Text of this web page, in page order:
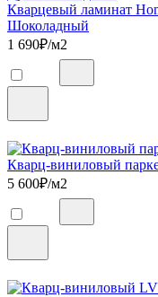
Кварцевый ламинат
Шоколадный
1 690₽/м2
Кварц-виниловый
5 600₽/м2